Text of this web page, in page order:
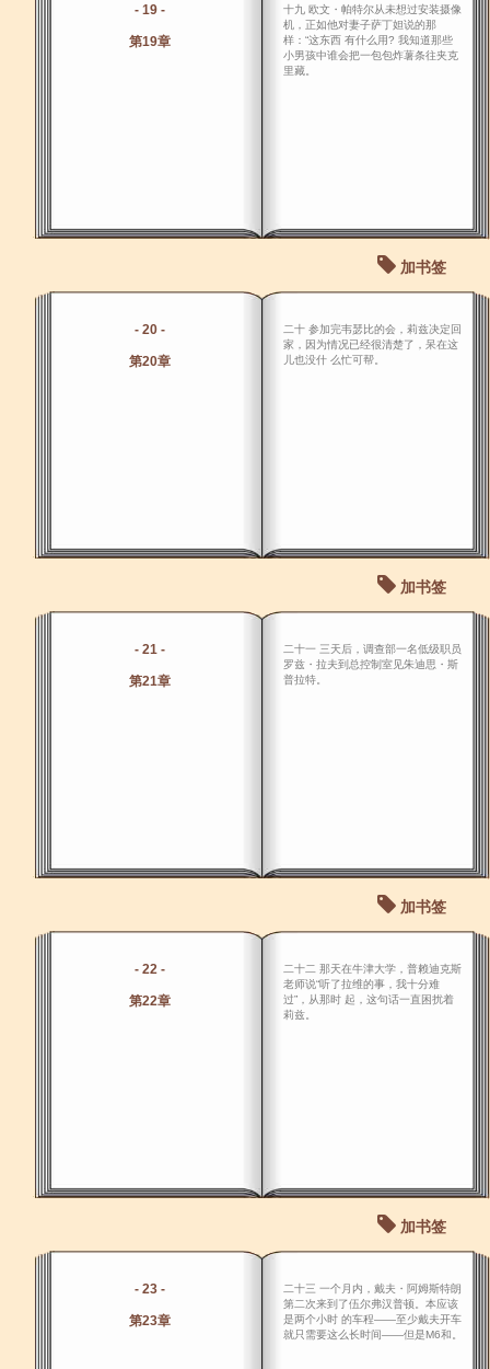
- 19 -
第19章
十九 欧文・帕特尔从未想过安装摄像
机，正如他对妻子萨丁妲说的那
样：“这东西 有什么用? 我知道那些
小男孩中谁会把一包包炸薯条往夹克
里藏。
加书签
- 20 -
第20章
二十 参加完韦瑟比的会，莉兹决定回
家，因为情况已经很清楚了，呆在这
儿也没什 么忙可帮。
加书签
- 21 -
第21章
二十一 三天后，调查部一名低级职员
罗兹・拉夫到总控制室见朱迪思・斯
普拉特。
加书签
- 22 -
第22章
二十二 那天在牛津大学，普赖迪克斯
老师说“听了拉维的事，我十分难
过”，从那时 起，这句话一直困扰着
莉兹。
加书签
- 23 -
第23章
二十三 一个月内，戴夫・阿姆斯特朗
第二次来到了伍尔弗汉普顿。本应该
是两个小时 的车程――至少戴夫开车
就只需要这么长时间――但是M6和。